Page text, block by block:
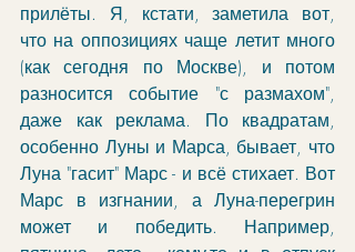
прилёты. Я, кстати, заметила вот,
что на оппозициях чаще летит много
(как сегодня по Москве), и потом
разносится событие "с размахом",
даже как реклама. По квадратам,
особенно Луны и Марса, бывает, что
Луна "гасит" Марс - и всё стихает. Вот
Марс в изгнании, а Луна-перегрин
может и победить. Например,